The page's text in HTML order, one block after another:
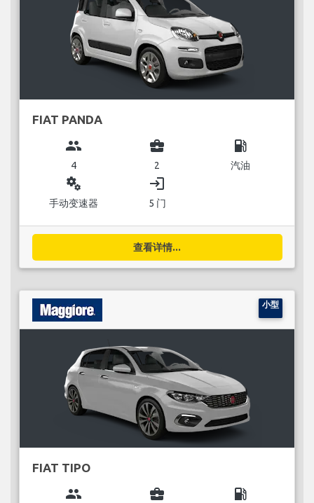
FIAT PANDA
group
4
business_center
2
local_gas_station
汽油
miscellaneous_services
手动变速器
login
5 门
查看详情...
小型
FIAT TIPO
group business_center local_gas_station